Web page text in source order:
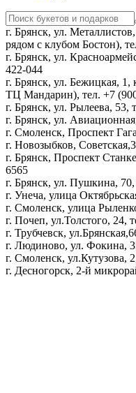
г. Брянск, ул.
рядом с клубом Бостон),
г. Брянск, ул.
422-044
г. Брянск, ул. Бежицкая, 1,
ТЦ Мандарин), тел. +7
г. Брянск, ул. Рылеева, 53,
г. Брянск, ул.
г. Смоленск, Проспект
г. Новозыбков,
г. Брянск, Проспект
6565
г. Брянск, ул. Пушкина,
г. Унеча, улица
г. Смоленск, улица
г. Почеп, ул.Толстого, 24,
г. Трубчевск,
г. Людиново, ул. Фокина,
г. Смоленск, ул.Кутузова,
г. Десногорск, 2-й